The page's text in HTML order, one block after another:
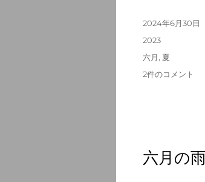
り
め
へ
の
投
2024年6月30日
カ
テ
ゴ
リ
2023
タ
グ
六月 , 夏
青
暮
れ
2件のコメント
六月の